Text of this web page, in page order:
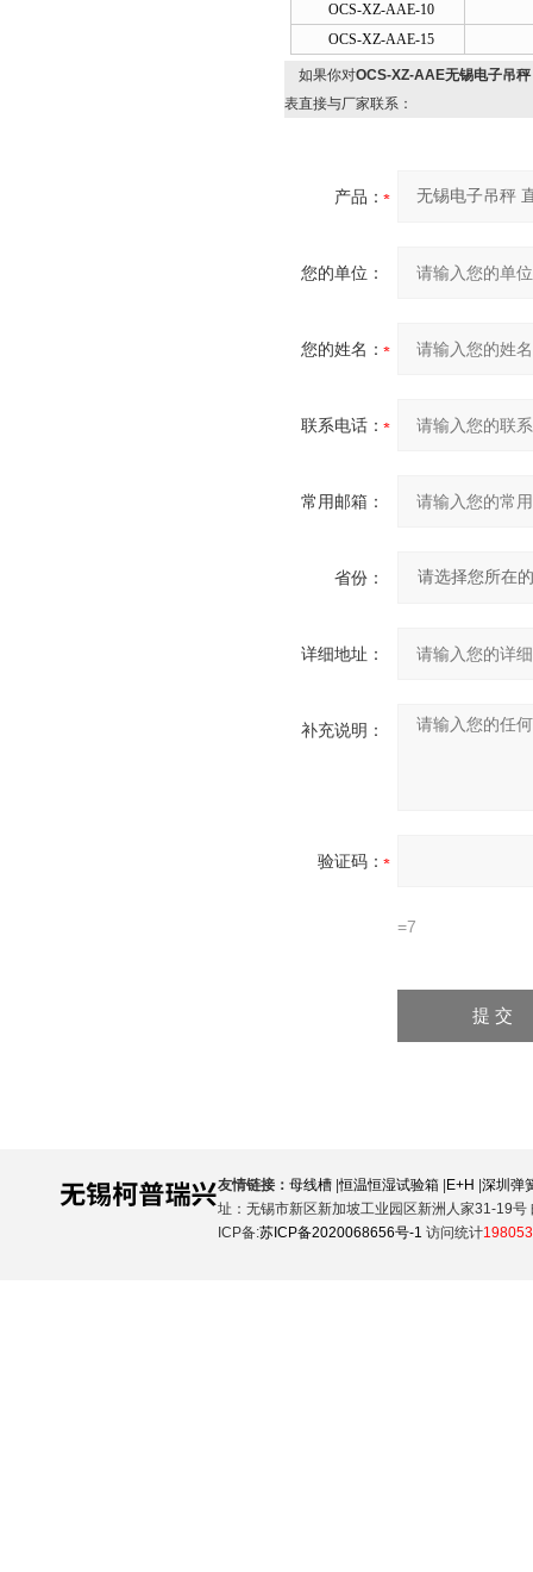
OCS-XZ-AAE-10
OCS-XZ-AAE-15
如果你对OCS-XZ-AAE无锡电子吊
表直接与厂家联系：
产品：
您的单位：
您的姓名：
联系电话：
常用邮箱：
省份：
详细地址：
补充说明：
验证码：
=7
友情链接： 母线槽 |恒温恒湿试验箱 E+H 深圳弹
址：无锡市新区新加坡工业园区新洲人家31-19号
ICP备:苏ICP备2020068656号-1 访问统计198053